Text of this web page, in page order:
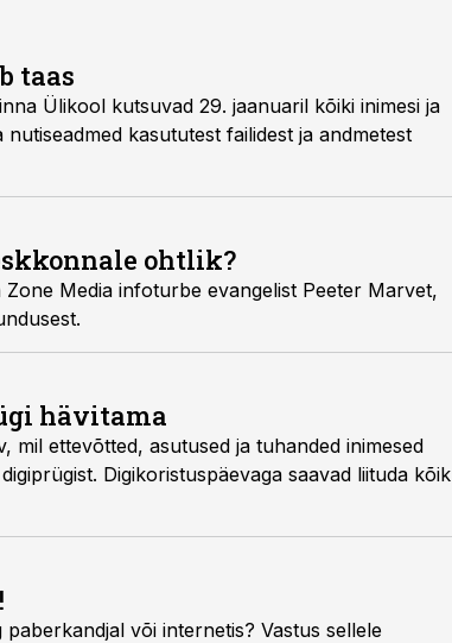
taas
Ülikool kutsuvad 29. jaanuaril kõiki inimesi ja
kasututest failidest ja andmetest
ohtlik?
Media infoturbe evangelist Peeter Marvet,
hävitama
mil ettevõtted, asutused ja tuhanded inimesed
Digikoristuspäevaga saavad liituda kõik
või internetis? Vastus sellele